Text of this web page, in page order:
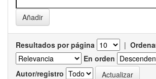
Resultados por página |
En orden
Autor/registro